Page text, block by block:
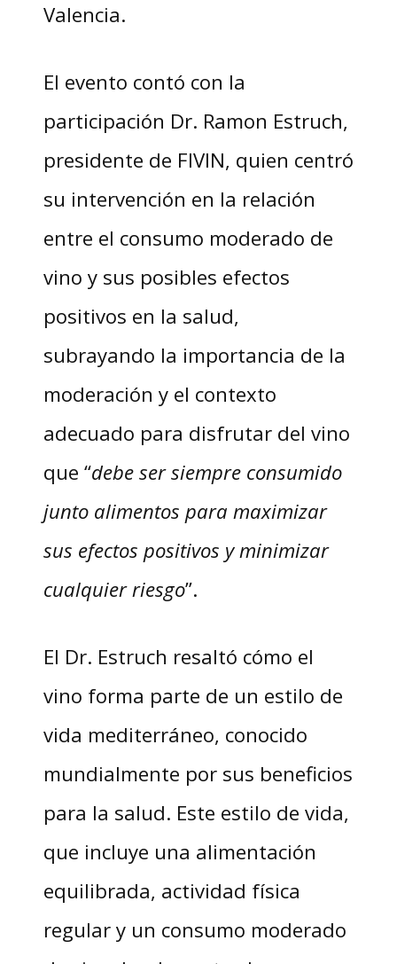
Valencia.
El evento contó con la
participación Dr. Ramon Estruch,
presidente de FIVIN, quien centró
su intervención en la relación
entre el consumo moderado de
vino y sus posibles efectos
positivos en la salud,
subrayando la importancia de la
moderación y el contexto
adecuado para disfrutar del vino
que “debe ser siempre consumido
junto alimentos para maximizar
sus efectos positivos y minimizar
cualquier riesgo”.
El Dr. Estruch resaltó cómo el
vino forma parte de un estilo de
vida mediterráneo, conocido
mundialmente por sus beneficios
para la salud. Este estilo de vida,
que incluye una alimentación
equilibrada, actividad física
regular y un consumo moderado